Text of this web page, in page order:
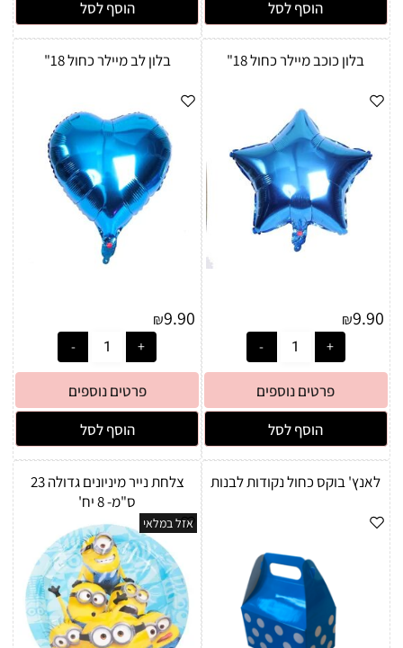
הוסף לסל
הוסף לסל
בלון כוכב מיילר כחול 18"
₪9.90
פרטים נוספים
הוסף לסל
בלון לב מיילר כחול 18"
₪9.90
פרטים נוספים
הוסף לסל
לאנץ' בוקס כחול נקודות לבנות
צלחת נייר מיניונים גדולה 23
ס"מ- 8 יח'
אזל במלאי